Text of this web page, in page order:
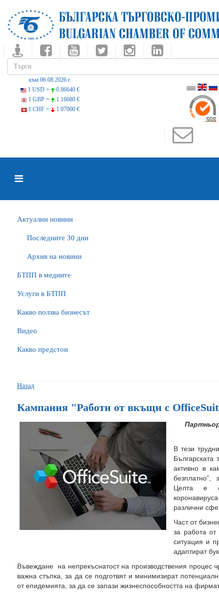
към 06.08.2026 г.
1 USD =
0.86640 €
1 GBP =
1.16680 €
1 CHF =
1.07000 €
Актуални новини
Последните 30 дни
Архив на новини
БTПП в медиите
Услуги в БТПП
Какво ползва бизнесът
Видео
Какво предстои
Назад
Кампания "Работи от вкъщи с
В тези
Българската
активно в
Целта е
различни
Част от
за работа
ситуация и
адаптират
Въвеждане на непрекъснатост на производствения процес
важна стъпка, за да се подготвят и минимизират
от епидемията, за да се запази жизнеспособността на